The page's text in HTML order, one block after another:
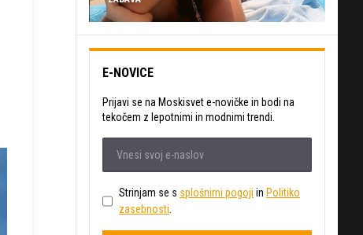
E-NOVICE
Prijavi se na Moskisvet e-novičke in bodi na
tekočem z lepotnimi in modnimi trendi.
Strinjam se s splošnimi pogoji in Politiko
zasebnosti